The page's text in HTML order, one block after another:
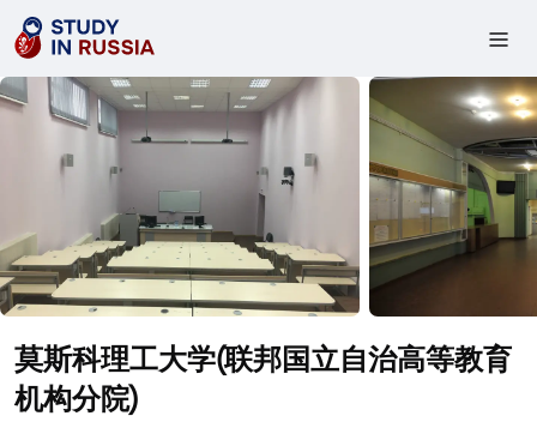
莫斯科理工大学(联邦国立自治高等教育
机构分院)